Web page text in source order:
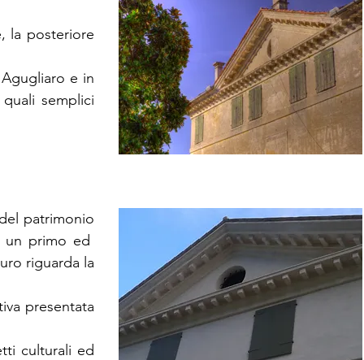
la posteriore
e in
semplici
patrimonio
un primo ed
riguarda la
presentata
culturali ed